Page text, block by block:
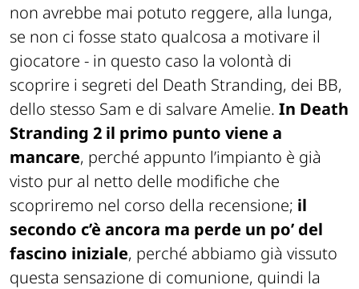
non avrebbe mai potuto reggere, alla lunga,
se non ci fosse stato qualcosa a motivare il
giocatore - in questo caso la volontà di
scoprire i segreti del Death Stranding, dei BB,
dello stesso Sam e di salvare Amelie. In Death
Stranding 2 il primo punto viene a
mancare, perché appunto l’impianto è già
visto pur al netto delle modifiche che
scopriremo nel corso della recensione; il
secondo c’è ancora ma perde un po’ del
fascino iniziale, perché abbiamo già vissuto
questa sensazione di comunione, quindi la